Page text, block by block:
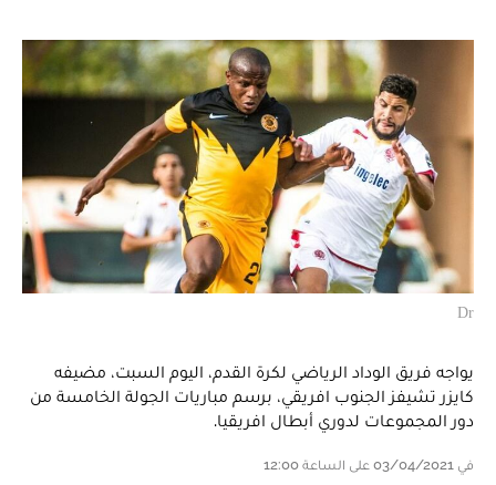
Dr
يواجه فريق الوداد الرياضي لكرة القدم، اليوم السبت، مضيفه
كايزر تشيفز الجنوب افريقي، برسم مباريات الجولة الخامسة من
دور المجموعات لدوري أبطال افريقيا.
في 03/04/2021 على الساعة 12:00